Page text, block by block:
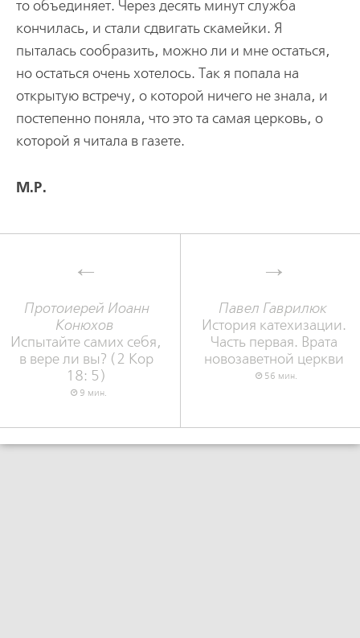
то объединяет. Через десять минут служба
кончилась, и стали сдвигать скамейки. Я
пыталась сообразить, можно ли и мне остаться,
но остаться очень хотелось. Так я попала на
открытую встречу, о которой ничего не знала, и
постепенно поняла, что это та самая церковь, о
которой я читала в газете.
М.Р.
Протоиерей Иоанн
Конюхов
Испытайте самих себя,
в вере ли вы? (2 Кор
18: 5)
9 мин.
Павел Гаврилюк
История катехизации.
Часть первая. Врата
новозаветной церкви
56 мин.